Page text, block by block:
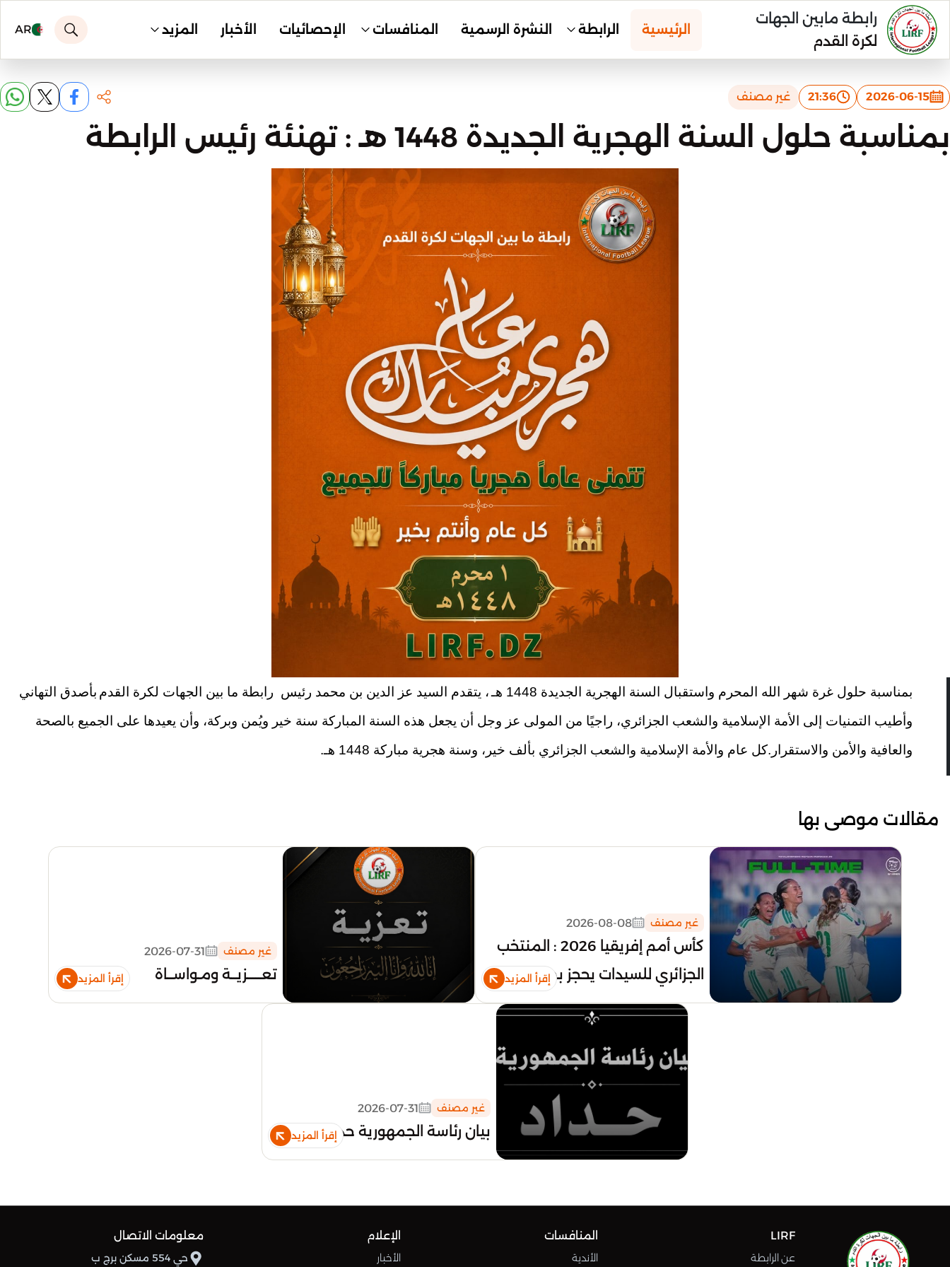
رابطة مابين الجهات
لكرة القدم
الرئيسية الرابطة النشرة الرسمية المنافسات الإحصائيات الأخبار المزيد AR
2026-06-15
21:36 غير مصنف
بمناسبة حلول السنة الهجرية الجديدة 1448 هـ : تهنئة رئيس الرابطة
بمناسبة حلول غرة شهر الله المحرم واستقبال السنة الهجرية الجديدة 1448 هـ ، يتقدم السيد عز الدين بن محمد رئيس رابطة ما بين الجهات لكرة القدم بأصدق التهاني
وأطيب التمنيات إلى الأمة الإسلامية والشعب الجزائري، راجيًا من المولى عز وجل أن يجعل هذه السنة المباركة سنة خير ويُمن وبركة، وأن يعيدها على الجميع بالصحة
والعافية والأمن والاستقرار.كل عام والأمة الإسلامية والشعب الجزائري بألف خير، وسنة هجرية مباركة 1448 هـ.
مقالات موصى بها
كأس أمم إفريقيا 2026 : المنتخب
الجزائري للسيدات يحجز بطاقة
التاهل لمونديال البرازيل
2026-08-08 غير مصنف
إقرأ المزيد تعـــــزيــة ومـواســاة
2026-07-31 غير مصنف
إقرأ المزيد
بيان رئاسة الجمهورية حداد
2026-07-31 غير مصنف
إقرأ المزيد
LIRF
عن الرابطة
المنافسات
الأندية
الإعلام
الأخبار
معلومات الاتصال
حي 554 مسكن برج ب